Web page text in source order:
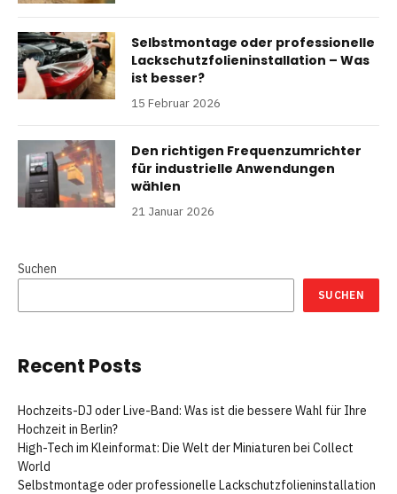
Selbstmontage oder professionelle
Lackschutzfolieninstallation – Was
ist besser?
15 Februar 2026
Den richtigen Frequenzumrichter
für industrielle Anwendungen
wählen
21 Januar 2026
Suchen
SUCHEN
Recent Posts
Hochzeits-DJ oder Live-Band: Was ist die bessere Wahl für Ihre
Hochzeit in Berlin?
High-Tech im Kleinformat: Die Welt der Miniaturen bei Collect
World
Selbstmontage oder professionelle Lackschutzfolieninstallation